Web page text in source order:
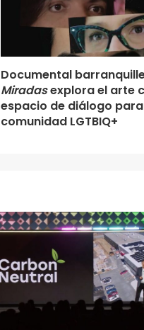
Documental
Miradasexplora el arte
espacio de diálogo
comunidad LGTBIQ+